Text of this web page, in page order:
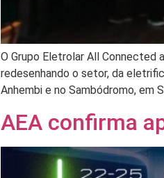
O Grupo Eletrolar All Connected
redesenhando o setor, da
Anhembi e no Sambódromo, em
AEA confirma